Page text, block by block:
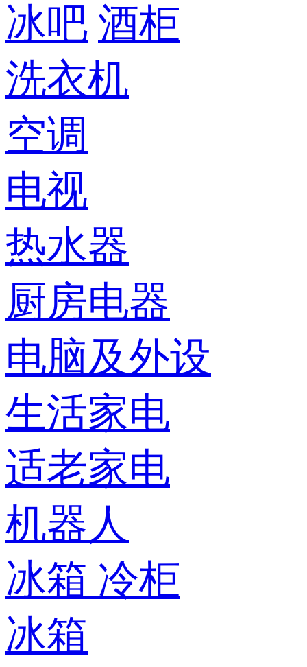
冰吧 酒柜
洗衣机
空调
电视
热水器
厨房电器
电脑及外设
生活家电
适老家电
机器人
冰箱 冷柜
冰箱